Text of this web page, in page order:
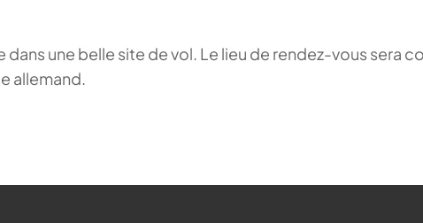
une belle site de vol. Le lieu de rendez-vous sera
allemand.